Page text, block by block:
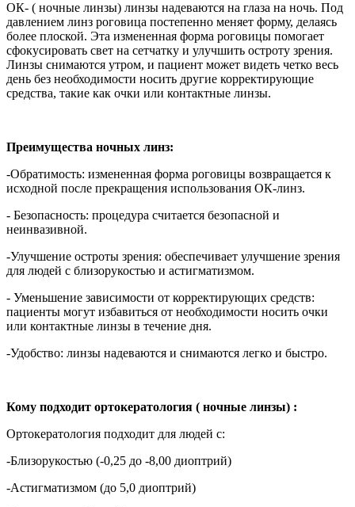
ОК- ( ночные линзы) линзы надеваются на глаза на ночь. Под
давлением линз роговица постепенно меняет форму, делаясь
более плоской. Эта измененная форма роговицы помогает
сфокусировать свет на сетчатку и улучшить остроту зрения.
Линзы снимаются утром, и пациент может видеть четко весь
день без необходимости носить другие корректирующие
средства, такие как очки или контактные линзы.
Преимущества ночных линз:
-Обратимость: измененная форма роговицы возвращается к
исходной после прекращения использования ОК-линз.
- Безопасность: процедура считается безопасной и
неинвазивной.
-Улучшение остроты зрения: обеспечивает улучшение зрения
для людей с близорукостью и астигматизмом.
- Уменьшение зависимости от корректирующих средств:
пациенты могут избавиться от необходимости носить очки
или контактные линзы в течение дня.
-Удобство: линзы надеваются и снимаются легко и быстро.
Кому подходит ортокератология ( ночные линзы) :
Ортокератология подходит для людей с:
-Близорукостью (-0,25 до -8,00 диоптрий)
-Астигматизмом (до 5,0 диоптрий)